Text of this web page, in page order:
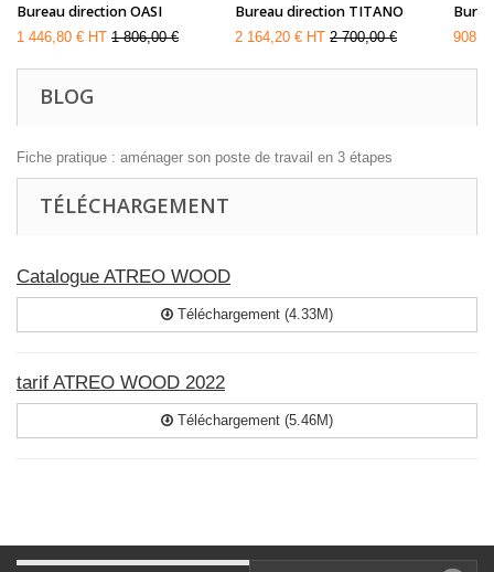
Bureau direction OASI
1 446,80 € HT 1 806,00 €
Bureau direction TITANO
2 164,20 € HT 2 700,00 €
BLOG
Fiche pratique : aménager son poste de travail en 3 étapes
TÉLÉCHARGEMENT
Catalogue ATREO WOOD
Téléchargement (4.33M)
tarif ATREO WOOD 2022
Téléchargement (5.46M)